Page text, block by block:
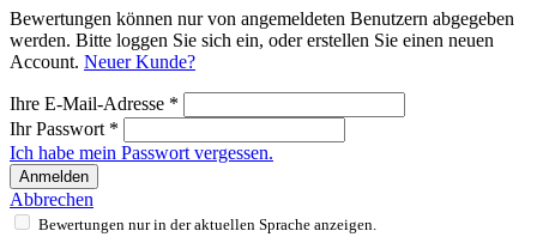
Bewertungen können nur von angemeldeten Benutzern abgegeben
werden. Bitte loggen Sie sich ein, oder erstellen Sie einen neuen
Account. Neuer Kunde?
Ihre E-Mail-Adresse *
Ihr Passwort *
Ich habe mein Passwort vergessen.
Anmelden
Abbrechen
Bewertungen nur in der aktuellen Sprache anzeigen.